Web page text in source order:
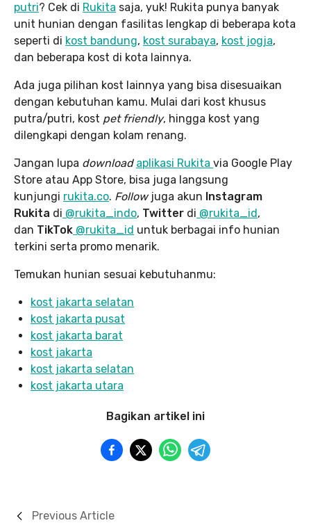
putri? Cek di Rukita saja, yuk! Rukita punya banyak
unit hunian dengan fasilitas lengkap di beberapa kota
seperti di kost bandung, kost surabaya, kost jogja,
dan beberapa kost di kota lainnya.
Ada juga pilihan kost lainnya yang bisa disesuaikan
dengan kebutuhan kamu. Mulai dari kost khusus
putra/putri, kost pet friendly, hingga kost yang
dilengkapi dengan kolam renang.
Jangan lupa download aplikasi Rukita via Google Play
Store atau App Store, bisa juga langsung
kunjungi rukita.co. Followjuga akun Instagram
Rukita di @rukita_indo, Twitter di @rukita_id,
dan TikTok @rukita_id untuk berbagai info hunian
terkini serta promo menarik.
Temukan hunian sesuai kebutuhanmu:
kost jakarta selatan
kost jakarta pusat
kost jakarta barat
kost jakarta
kost jakarta selatan
kost jakarta utara
Bagikan artikel ini
Previous Article